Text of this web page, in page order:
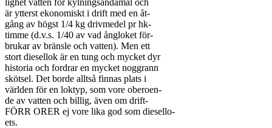
lighet vatten för kylningsändamål och
är ytterst ekonomiskt i drift med en åt-
gång av högst 1/4 kg drivmedel pr hk-
timme (d.v.s. 1/40 av vad ångloket för-
brukar av bränsle och vatten). Men ett
stort diesellok är en tung och mycket dyr
historia och fordrar en mycket noggrann
skötsel. Det borde alltså finnas plats i
världen för en loktyp, som vore oberoen-
de av vatten och billig, även om drift-
FÖRR ORER ej vore lika god som diesello-
ets.